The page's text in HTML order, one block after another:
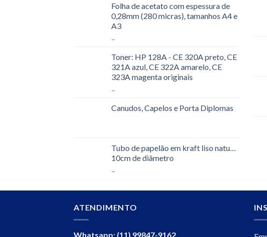
Folha de acetato com espessura de
0,28mm (280 micras), tamanhos A4 e
A3
–
Toner: HP 128A - CE 320A preto, CE
321A azul, CE 322A amarelo, CE
323A magenta originais
–
Canudos, Capelos e Porta Diplomas
Tubo de papelão em kraft liso natural
10cm de diâmetro
–
ATENDIMENTO
Whatsapp: (11) 99847-9162